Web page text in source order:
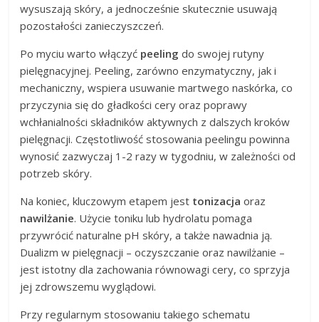
wysuszają skóry, a jednocześnie skutecznie usuwają
pozostałości zanieczyszczeń.
Po myciu warto włączyć peeling do swojej rutyny
pielęgnacyjnej. Peeling, zarówno enzymatyczny, jak i
mechaniczny, wspiera usuwanie martwego naskórka, co
przyczynia się do gładkości cery oraz poprawy
wchłanialności składników aktywnych z dalszych kroków
pielęgnacji. Częstotliwość stosowania peelingu powinna
wynosić zazwyczaj 1-2 razy w tygodniu, w zależności od
potrzeb skóry.
Na koniec, kluczowym etapem jest tonizacja oraz
nawilżanie. Użycie toniku lub hydrolatu pomaga
przywrócić naturalne pH skóry, a także nawadnia ją.
Dualizm w pielęgnacji – oczyszczanie oraz nawilżanie –
jest istotny dla zachowania równowagi cery, co sprzyja
jej zdrowszemu wyglądowi.
Przy regularnym stosowaniu takiego schematu